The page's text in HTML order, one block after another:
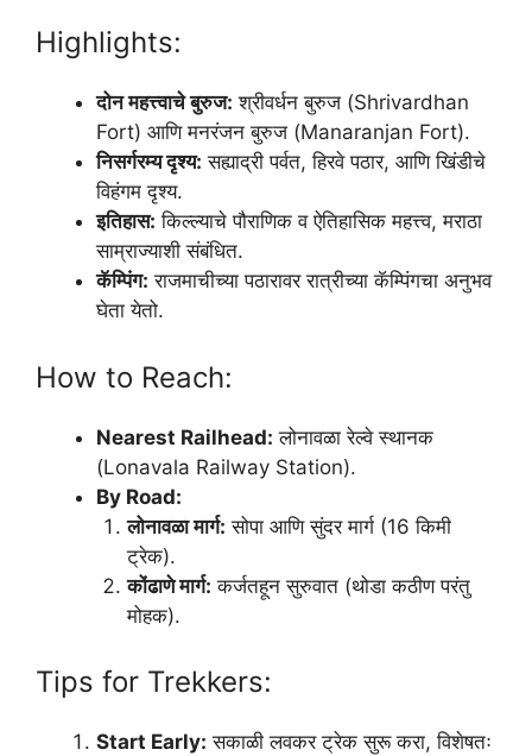
Highlights:
दोन महत्त्वाचे बुरुज: श्रीवर्धन बुरुज (Shrivardhan
Fort) आणि मनरंजन बुरुज (Manaranjan Fort).
निसर्गरम्य दृश्य: सह्याद्री पर्वत, हिरवे पठार, आणि खिंडीचे
विहंगम दृश्य.
इतिहास: किल्ल्याचे पौराणिक व ऐतिहासिक महत्त्व, मराठा
साम्राज्याशी संबंधित.
कॅम्पिंग: राजमाचीच्या पठारावर रात्रीच्या कॅम्पिंगचा अनुभव
घेता येतो.
How to Reach:
Nearest Railhead: लोनावळा रेल्वे स्थानक
(Lonavala Railway Station).
By Road:
लोनावळा मार्ग: सोपा आणि सुंदर मार्ग (16 किमी
ट्रेक).
कोंढाणे मार्ग: कर्जतहून सुरुवात (थोडा कठीण परंतु
मोहक).
Tips for Trekkers:
Start Early: सकाळी लवकर ट्रेक सुरू करा, विशेषतः